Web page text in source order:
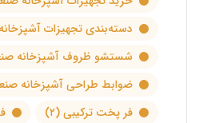
دسته‌بندی تجهیزات
شستشو ظروف آشپزخانه
ضوابط طراحی آشپزخانه
فر پخت ترکیبی(۲)